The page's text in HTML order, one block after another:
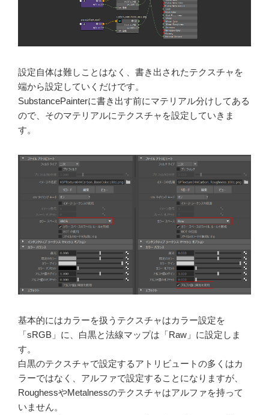
設定自体は難しことはなく、書き出されたテクスチャを
端から設定していくだけです。
SubstancePainterに書き出す前にマテリアル分けしてある
ので、そのマテリアルにテクスチャを設定していきま
す。
基本的にはカラーを扱うテクスチャはカラー設定を
「sRGB」に、白黒と法線マップは「Raw」に設定しま
す。
白黒のテクスチャで設定するアトリビュートの多くはカ
ラーではなく、アルファで設定することになりますが、
RoughessやMetalnessのテクスチャはアルファを持って
いません。